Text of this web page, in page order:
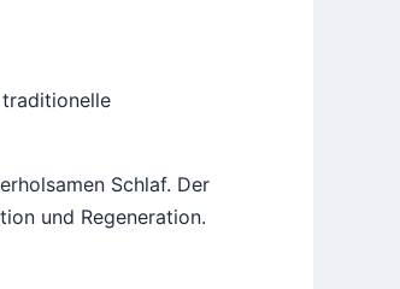
traditionelle
Schlaf. Der
und Regeneration.